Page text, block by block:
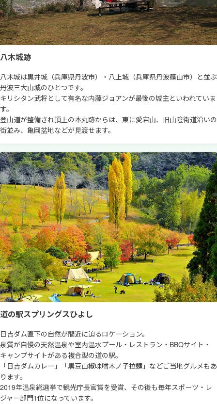
八木城跡
八木城は黒井城（兵庫県丹波市）・八上城（兵庫県丹波篠山市）と並ぶ
丹波三大山城のひとつです。
キリシタン武将として有名な内藤ジョアンが最後の城主といわれていま
す。
登山道が整備され頂上の本丸跡からは、東に愛宕山、旧山陰街道沿いの
街並み、亀岡盆地などが見渡せます。
道の駅スプリングスひよし
日吉ダム直下の自然が間近に迫るロケーション。
泉質が自慢の天然温泉や室内温水プール・レストラン・BBQサイト・
キャンプサイトがある複合型の道の駅。
「日吉ダムカレー」「黒豆山椒味噌木ノ子拉麺」などご当地グルメもあ
ります。
2019年温泉総選挙で観光庁長官賞を受賞、その後も毎年スポーツ・レ
ジャー部門1位になっています。